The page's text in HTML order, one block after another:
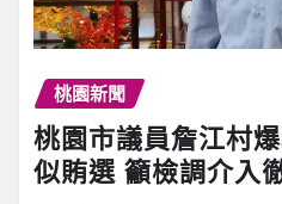
桃園新聞
桃園市議員詹江村
似賄選 籲檢調介入